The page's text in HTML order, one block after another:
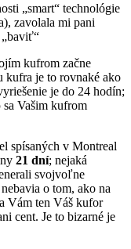
„smart“ technológie
zavolala mi pani
„baviť“
kufrom začne
kufra je to rovnaké ako
je do 24 hodín;
Vašim kufrom
spísaných v Montreal
21 dní; nejaká
svojvoľne
o tom, ako na
Vám ten Váš kufor
cent. Je to bizarné je